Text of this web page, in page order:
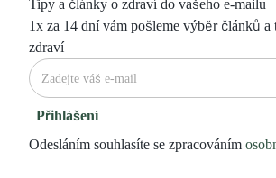
Tipy a články o zdraví do vašeho e-mailu
1x za 14 dní vám pošleme výběr článků
zdraví
Přihlášení
Odesláním souhlasíte se zpracováním